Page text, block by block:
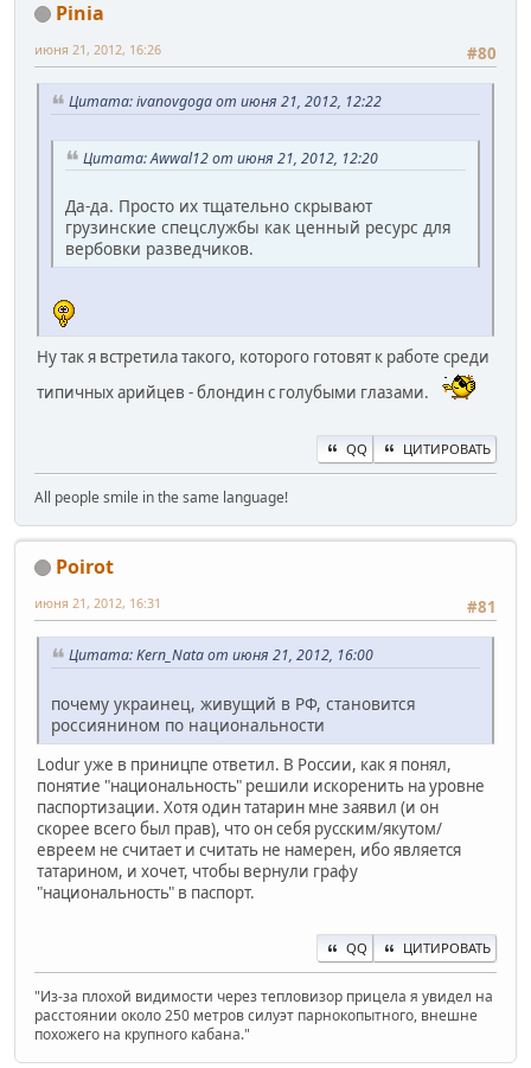
Pinia
#80
июня 21, 2012, 16:26
Цитата: ivanovgoga от июня 21, 2012, 12:22
Цитата: Awwal12 от июня 21, 2012, 12:20
Да-да. Просто их тщательно скрывают
грузинские спецслужбы как ценный ресурс для
вербовки разведчиков.
Ну так я встретила такого, которого готовят к работе среди
типичных арийцев - блондин с голубыми глазами.
QQ ЦИТИРОВАТЬ
All people smile in the same language!
Poirot
#81
июня 21, 2012, 16:31
Цитата: Kern_Nata от июня 21, 2012, 16:00
почему украинец, живущий в РФ, становится
россиянином по национальности
Lodur уже в приницпе ответил. В России, как я понял,
понятие "национальность" решили искоренить на уровне
паспортизации. Хотя один татарин мне заявил (и он
скорее всего был прав), что он себя русским/якутом/
евреем не считает и считать не намерен, ибо является
татарином, и хочет, чтобы вернули графу
"национальность" в паспорт.
QQ ЦИТИРОВАТЬ
"Из-за плохой видимости через тепловизор прицела я увидел на
расстоянии около 250 метров силуэт парнокопытного, внешне
похожего на крупного кабана."